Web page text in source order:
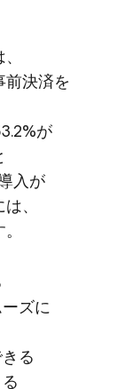
前決済を​
が​
入が​
、​
ズに​
る